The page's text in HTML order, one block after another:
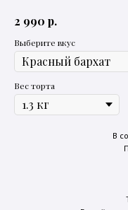
2 990 р.
Выберите вкус
Вес торта
В